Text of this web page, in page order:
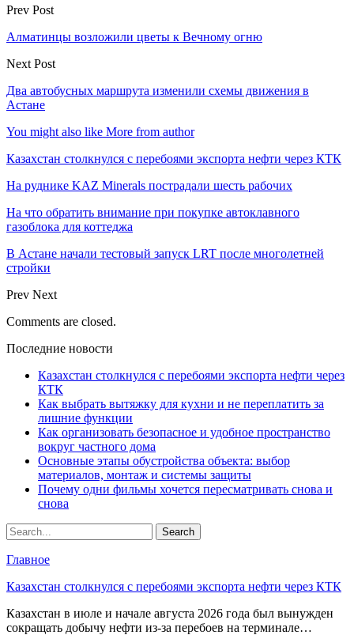
Prev Post
Алматинцы возложили цветы к Вечному огню
Next Post
Два автобусных маршрута изменили схемы движения в
Астане
You might also like More from author
Казахстан столкнулся с перебоями экспорта нефти через КТК
На руднике KAZ Minerals пострадали шесть рабочих
На что обратить внимание при покупке автоклавного
газоблока для коттеджа
В Астане начали тестовый запуск LRT после многолетней
стройки
Prev Next
Comments are closed.
Последние новости
Казахстан столкнулся с перебоями экспорта нефти через
КТК
Как выбрать вытяжку для кухни и не переплатить за
лишние функции
Как организовать безопасное и удобное пространство
вокруг частного дома
Основные этапы обустройства объекта: выбор
материалов, монтаж и системы защиты
Почему одни фильмы хочется пересматривать снова и
снова
Главное
Казахстан столкнулся с перебоями экспорта нефти через КТК
Казахстан в июле и начале августа 2026 года был вынужден
сокращать добычу нефти из-за перебоев на терминале…